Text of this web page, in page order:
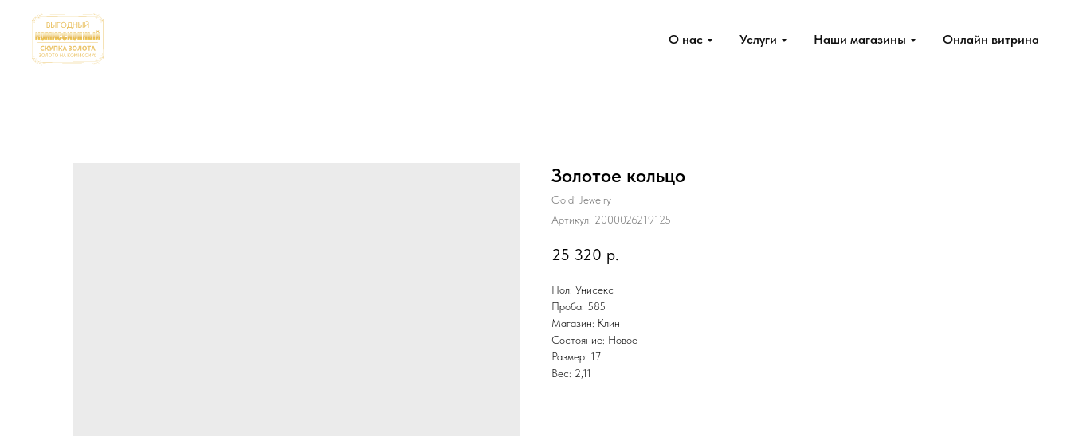
О нас Услуги Наши магазины Онлайн витрина
Золотое кольцо
Goldi Jewelry
Артикул: 2000026219125
25 320 р.
Пол: Унисекс
Проба: 585
Магазин: Клин
Состояние: Новое
Размер: 17
Вес: 2,11